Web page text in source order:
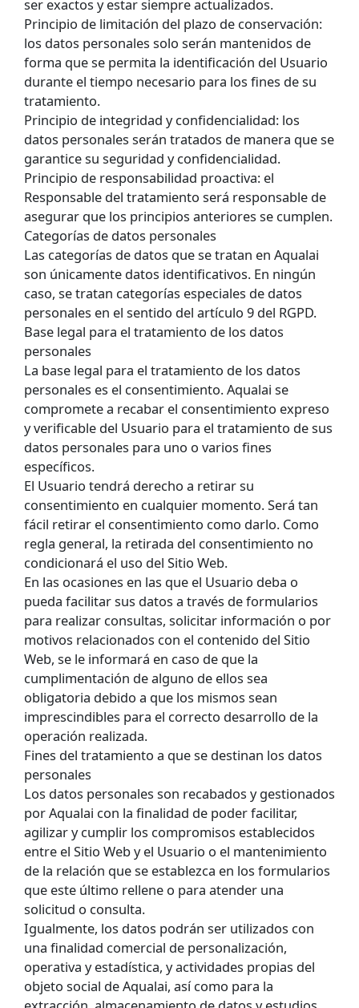
ser exactos y estar siempre actualizados.
Principio de limitación del plazo de conservación:
los datos personales solo serán mantenidos de
forma que se permita la identificación del Usuario
durante el tiempo necesario para los fines de su
tratamiento.
Principio de integridad y confidencialidad: los
datos personales serán tratados de manera que se
garantice su seguridad y confidencialidad.
Principio de responsabilidad proactiva: el
Responsable del tratamiento será responsable de
asegurar que los principios anteriores se cumplen.
Categorías de datos personales
Las categorías de datos que se tratan en Aqualai
son únicamente datos identificativos. En ningún
caso, se tratan categorías especiales de datos
personales en el sentido del artículo 9 del RGPD.
Base legal para el tratamiento de los datos
personales
La base legal para el tratamiento de los datos
personales es el consentimiento. Aqualai se
compromete a recabar el consentimiento expreso
y verificable del Usuario para el tratamiento de sus
datos personales para uno o varios fines
específicos.
El Usuario tendrá derecho a retirar su
consentimiento en cualquier momento. Será tan
fácil retirar el consentimiento como darlo. Como
regla general, la retirada del consentimiento no
condicionará el uso del Sitio Web.
En las ocasiones en las que el Usuario deba o
pueda facilitar sus datos a través de formularios
para realizar consultas, solicitar información o por
motivos relacionados con el contenido del Sitio
Web, se le informará en caso de que la
cumplimentación de alguno de ellos sea
obligatoria debido a que los mismos sean
imprescindibles para el correcto desarrollo de la
operación realizada.
Fines del tratamiento a que se destinan los datos
personales
Los datos personales son recabados y gestionados
por Aqualai con la finalidad de poder facilitar,
agilizar y cumplir los compromisos establecidos
entre el Sitio Web y el Usuario o el mantenimiento
de la relación que se establezca en los formularios
que este último rellene o para atender una
solicitud o consulta.
Igualmente, los datos podrán ser utilizados con
una finalidad comercial de personalización,
operativa y estadística, y actividades propias del
objeto social de Aqualai, así como para la